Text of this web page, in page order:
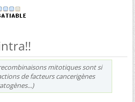
recombinaisons mitotiques sont si
de facteurs cancerigènes